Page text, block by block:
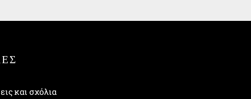
και σχόλια